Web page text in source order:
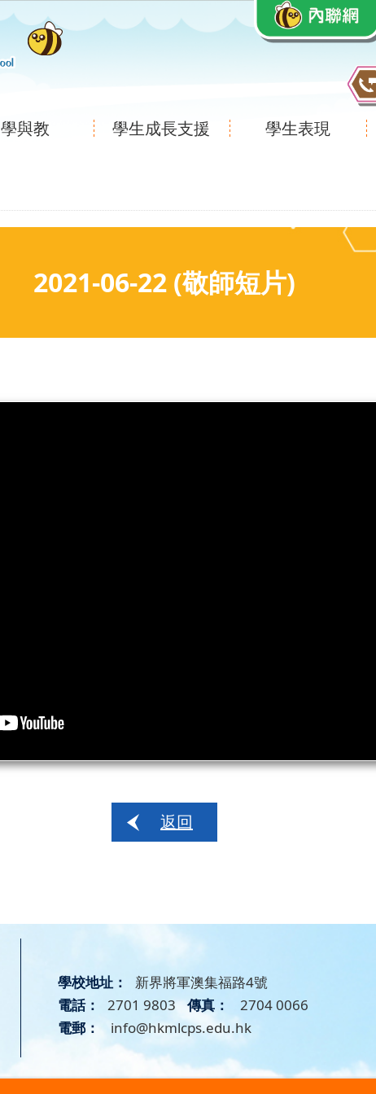
學與教 學生成長支援 學生表現
2021-06-22 (敬師短片)
返回
學校地址：
新界將軍澳集福路4號
電話：
2701 9803 傳真：
2704 0066
電郵：
info@hkmlcps.edu.hk